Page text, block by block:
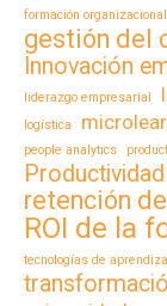
formación organizacional
gestión del
Innovación
liderazgo empresarial
logística
people analytics
retención
ROI de la
tecnologías de